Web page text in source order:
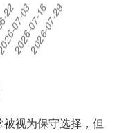
视为保守选择，但